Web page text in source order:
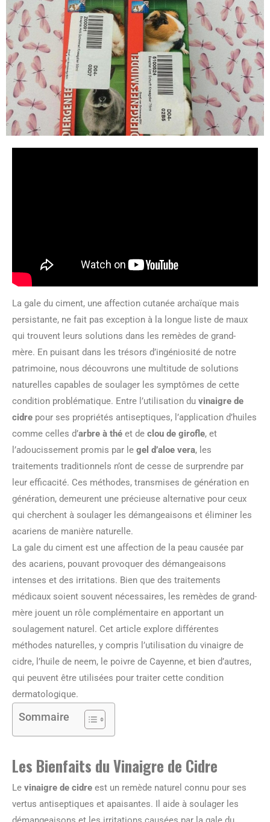
La gale du ciment, une affection cutanée archaïque mais
persistante, ne fait pas exception à la longue liste de maux
qui trouvent leurs solutions dans les remèdes de grand-
mère. En puisant dans les trésors d’ingéniosité de notre
patrimoine, nous découvrons une multitude de solutions
naturelles capables de soulager les symptômes de cette
condition problématique. Entre l’utilisation du vinaigre de
cidre pour ses propriétés antiseptiques, l’application d’huiles
comme celles d’arbre à thé et de clou de girofle, et
l’adoucissement promis par le gel d’aloe vera, les
traitements traditionnels n’ont de cesse de surprendre par
leur efficacité. Ces méthodes, transmises de génération en
génération, demeurent une précieuse alternative pour ceux
qui cherchent à soulager les démangeaisons et éliminer les
acariens de manière naturelle.
La gale du ciment est une affection de la peau causée par
des acariens, pouvant provoquer des démangeaisons
intenses et des irritations. Bien que des traitements
médicaux soient souvent nécessaires, les remèdes de grand-
mère jouent un rôle complémentaire en apportant un
soulagement naturel. Cet article explore différentes
méthodes naturelles, y compris l’utilisation du vinaigre de
cidre, l’huile de neem, le poivre de Cayenne, et bien d’autres,
qui peuvent être utilisées pour traiter cette condition
dermatologique.
Sommaire
Les Bienfaits du Vinaigre de Cidre
Le vinaigre de cidre est un remède naturel connu pour ses
vertus antiseptiques et apaisantes. Il aide à soulager les